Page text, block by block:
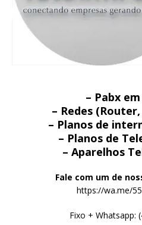
– Pabx
– Redes
– Planos de
– Planos de
– Aparelhos
Fale com um de
https://wa.me/
Fixo + Whatsapp: